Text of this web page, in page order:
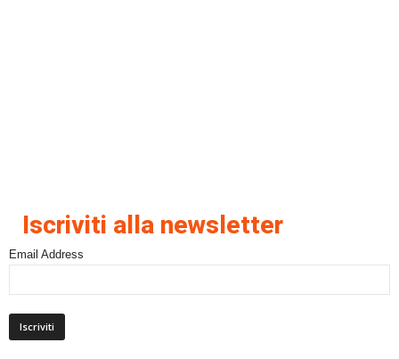
Iscriviti alla newsletter
Email Address